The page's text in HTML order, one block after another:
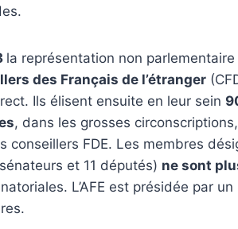
la représentation non
des Français de l’étranger
Ils élisent ensuite en leur sein
, dans les grosses
conseillers FDE. Les membres
et 11 députés) ne sont
L’AFE est présidée par